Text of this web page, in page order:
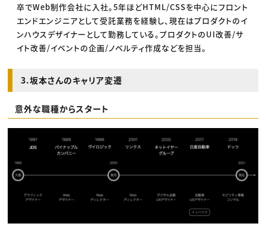
卒でWeb制作会社に入社。5年ほどHTML/CSSを中心にフロント
エンドエンジニアとして受託業務を経験し、現在はプロダクトのイ
ンハウスデザイナーとして勤務している。プロダクトのUI改善/サ
イト改善/イベントの企画/ノベルティ作成などを担当。
3.坂本さんのキャリア変遷
意外な職種からスタート